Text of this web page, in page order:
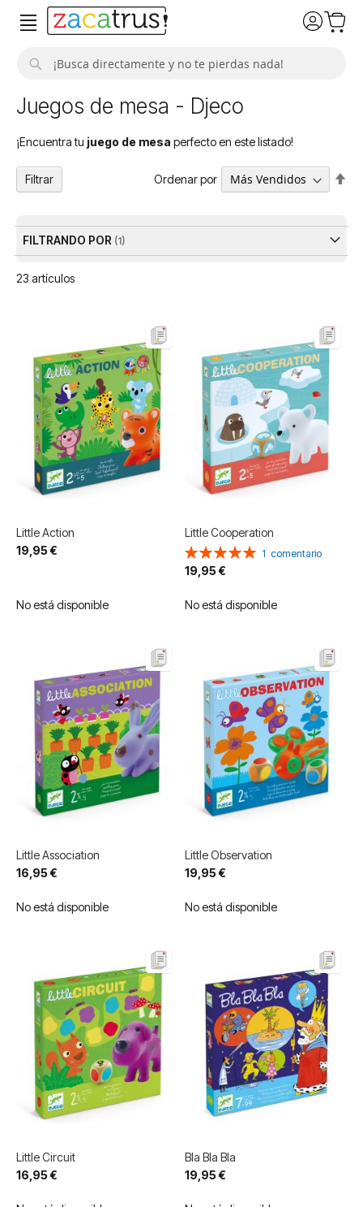
Juegos de mesa - Djeco
¡Encuentra tu juego de mesa perfecto en este listado!
23 artículos
Ordenar por
Little Action
19,95 €
No está disponible
Little Cooperation
Valoración:
100%
1 comentario
19,95 €
No está disponible
Little Association
16,95 €
No está disponible
Little Observation
19,95 €
No está disponible
Little Circuit
16,95 €
Bla Bla Bla
19,95 €
Filtrar
FILTRANDO POR